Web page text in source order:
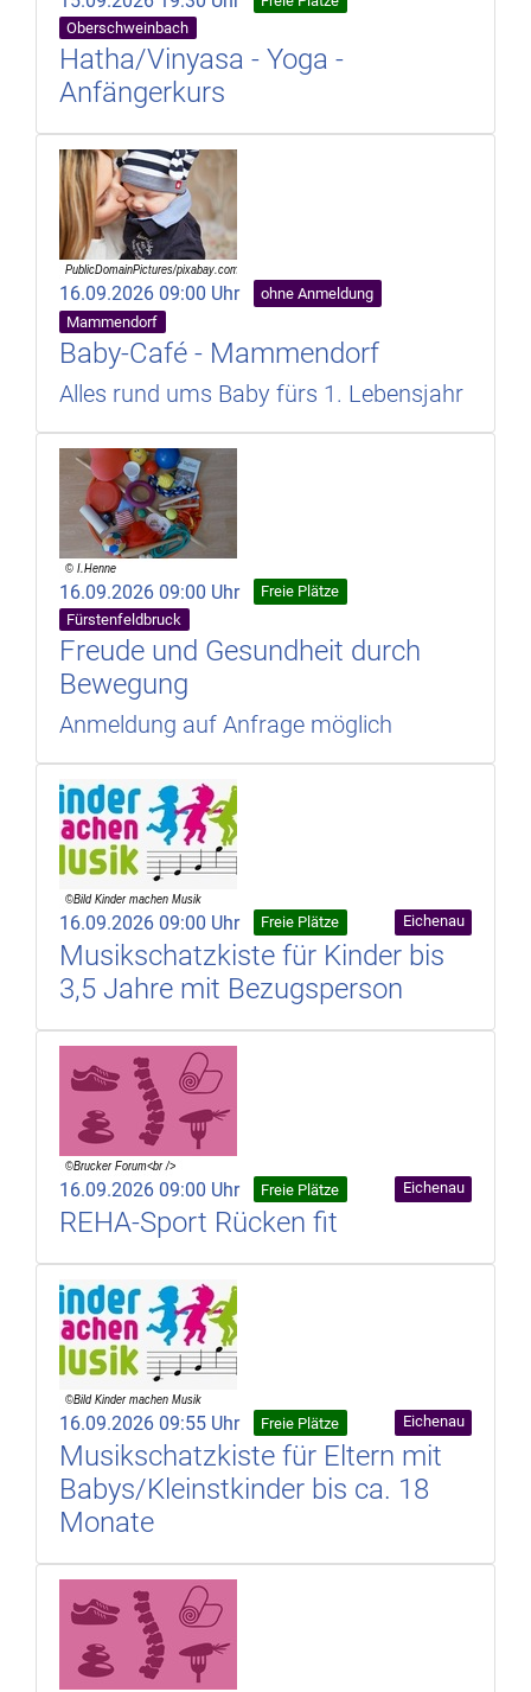
Oberschweinbach
Hatha/Vinyasa - Yoga -
Anfängerkurs
16.09.2026 09:00 Uhr
ohne Anmeldung
Mammendorf
Baby-Café - Mammendorf
Alles rund ums Baby fürs 1. Lebensjahr
16.09.2026 09:00 Uhr
Freie Plätze
Fürstenfeldbruck
Freude und Gesundheit durch
Bewegung
Anmeldung auf Anfrage möglich
16.09.2026 09:00 Uhr Freie Plätze Eichenau
Musikschatzkiste für Kinder bis
3,5 Jahre mit Bezugsperson
16.09.2026 09:00 Uhr Freie Plätze Eichenau
REHA-Sport Rücken fit
16.09.2026 09:55 Uhr Freie Plätze Eichenau
Musikschatzkiste für Eltern mit
Babys/Kleinstkinder bis ca. 18
Monate